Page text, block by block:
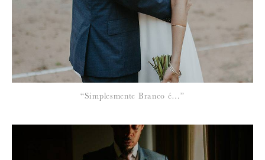
política de privacidade
“Simplesmente Branco é…”